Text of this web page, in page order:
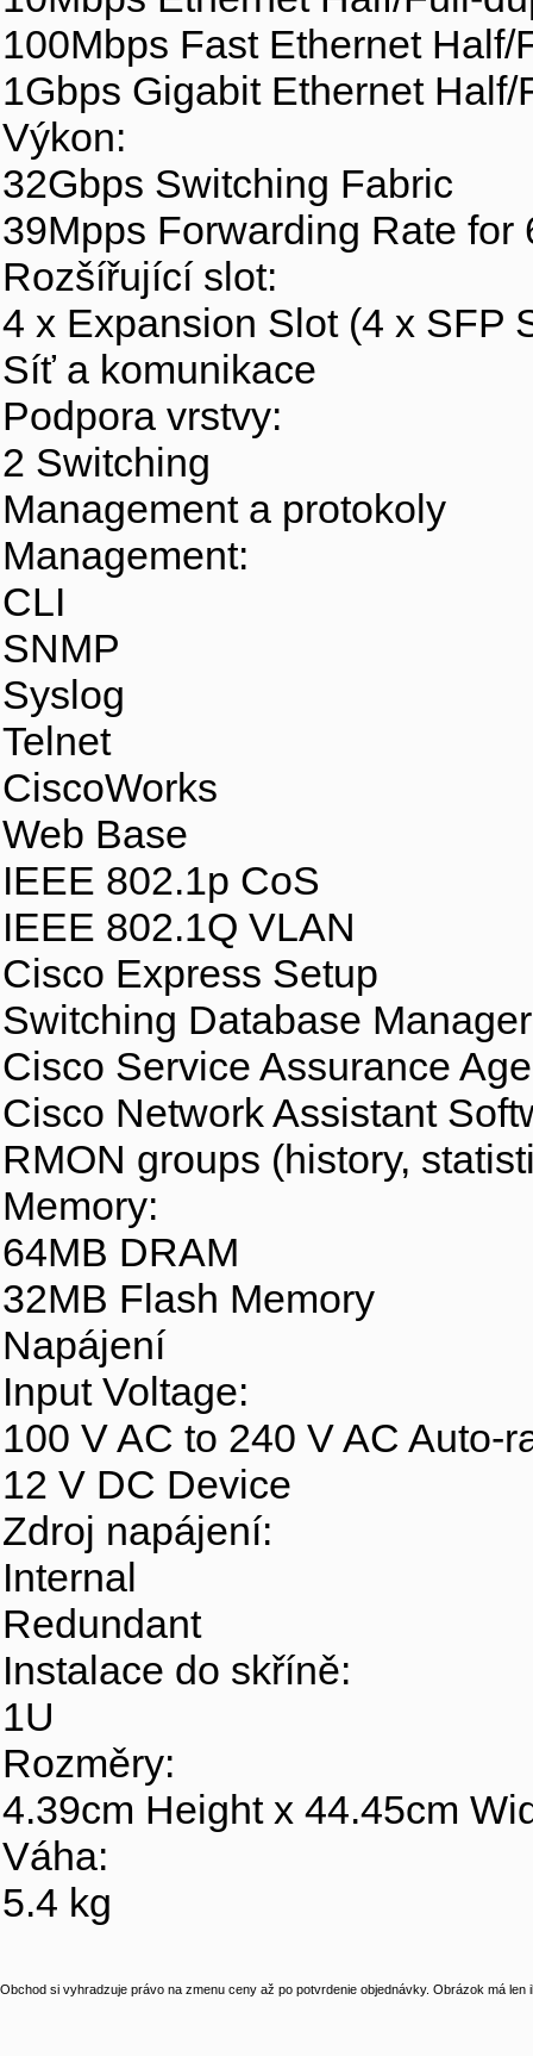
100Mbps Fast Ethernet Half/
1Gbps Gigabit Ethernet
Výkon:
32Gbps Switching Fabric
39Mpps Forwarding Rate for
Rozšířující slot:
4 x Expansion Slot (4 x SFP
Síť a komunikace
Podpora vrstvy:
2 Switching
Management a protokoly
Management:
CLI
SNMP
Syslog
Telnet
CiscoWorks
Web Base
IEEE 802.1p CoS
IEEE 802.1Q VLAN
Cisco Express Setup
Switching Database Manager
Cisco Service Assurance
Cisco Network Assistant
RMON groups (history,
Memory:
64MB DRAM
32MB Flash Memory
Napájení
Input Voltage:
100 V AC to 240 V AC Auto-
12 V DC Device
Zdroj napájení:
Internal
Redundant
Instalace do skříně:
1U
Rozměry:
4.39cm Height x 44.45cm
Váha:
5.4 kg
Obchod si vyhradzuje právo na zmenu ceny až po potvrdenie objednávky. Obrázok má len